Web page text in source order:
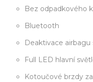
Bez odpadkového
Bluetooth
Deaktivace airbagu
Full LED hlavní
Kotoučové brzdy